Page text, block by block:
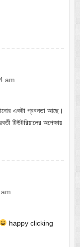
am
একটা প্রবনতা আছে।
টিউটরিয়ালের অপেক্ষায়
happy clicking